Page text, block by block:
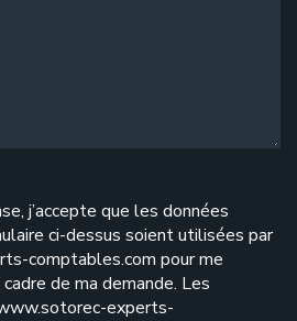
j’accepte que les données
ci-dessus soient utilisées par
comptables.com pour me
de ma demande. Les
experts-